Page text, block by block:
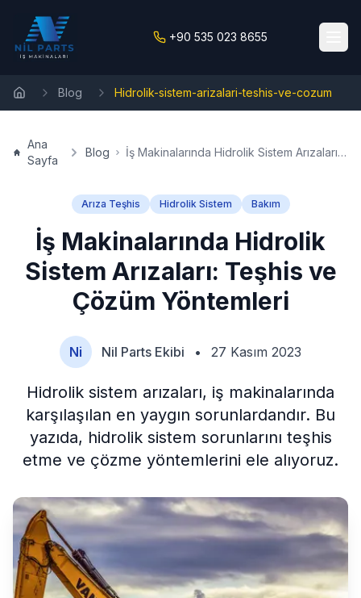
+90 535 023 8655
Blog Hidrolik-sistem-arizalari-teshis-ve-cozum
Ana
Sayfa
Blog
İş Makinalarında Hidrolik Sistem Arızaları:
Arıza Teşhis Hidrolik Sistem Bakım
İş Makinalarında Hidrolik
Sistem Arızaları: Teşhis ve
Çözüm Yöntemleri
Ni Nil Parts Ekibi • 27 Kasım 2023
Hidrolik sistem arızaları, iş makinalarında
karşılaşılan en yaygın sorunlardandır. Bu
yazıda, hidrolik sistem sorunlarını teşhis
etme ve çözme yöntemlerini ele alıyoruz.